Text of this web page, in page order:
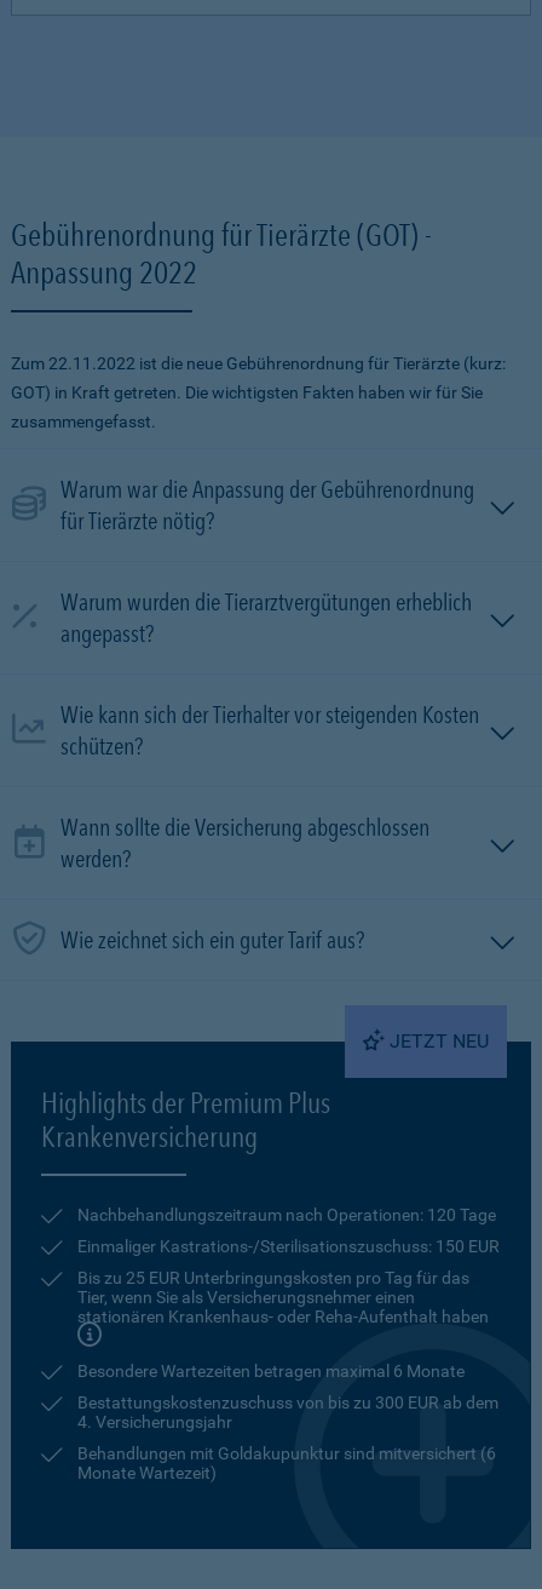
Gebührenordnung für Tierärzte (GOT) -
Anpassung 2022
Zum 22.11.2022 ist die neue Gebührenordnung für Tierärzte (kurz:
GOT) in Kraft getreten. Die wichtigsten Fakten haben wir für Sie
zusammengefasst.
Warum war die Anpassung der Gebührenordnung
für Tierärzte nötig?
Warum wurden die Tierarztvergütungen erheblich
angepasst?
Wie kann sich der Tierhalter vor steigenden Kosten
schützen?
Wann sollte die Versicherung abgeschlossen
werden?
Wie zeichnet sich ein guter Tarif aus?
JETZT NEU
Highlights der Premium Plus
Krankenversicherung
Nachbehandlungszeitraum nach Operationen: 120 Tage
Einmaliger Kastrations-/Sterilisationszuschuss: 150 EUR
Bis zu 25 EUR Unterbringungskosten pro Tag für das
Tier, wenn Sie als Versicherungsnehmer einen
stationären Krankenhaus- oder Reha-Aufenthalt haben
Besondere Wartezeiten betragen maximal 6 Monate
Bestattungskostenzuschuss von bis zu 300 EUR ab dem
4. Versicherungsjahr
Behandlungen mit Goldakupunktur sind mitversichert (6
Monate Wartezeit)